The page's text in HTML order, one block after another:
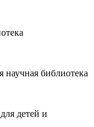
научная библиотека
детей и